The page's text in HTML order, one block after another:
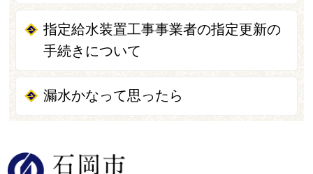
指定給水装置工事事業者の指定更新の
手続きについて
漏水かなって思ったら